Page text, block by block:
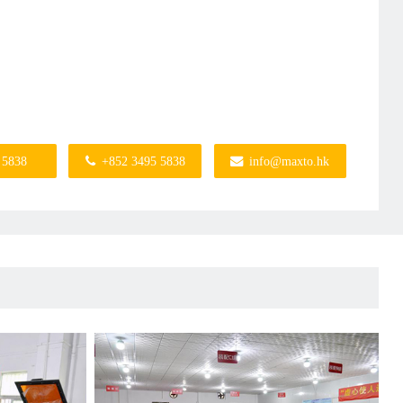
+852 3495 5838 info@maxto.hk